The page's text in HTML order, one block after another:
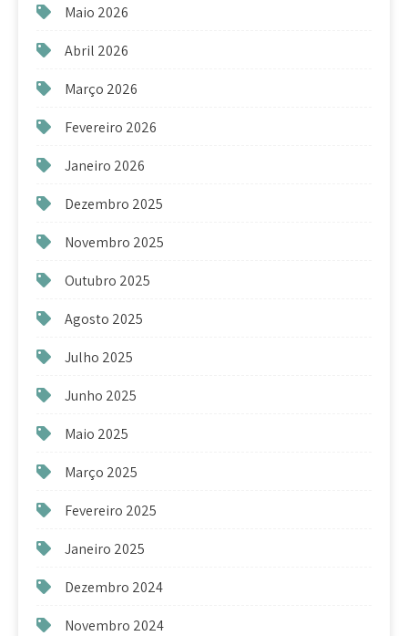
Maio 2026
Abril 2026
Março 2026
Fevereiro 2026
Janeiro 2026
Dezembro 2025
Novembro 2025
Outubro 2025
Agosto 2025
Julho 2025
Junho 2025
Maio 2025
Março 2025
Fevereiro 2025
Janeiro 2025
Dezembro 2024
Novembro 2024